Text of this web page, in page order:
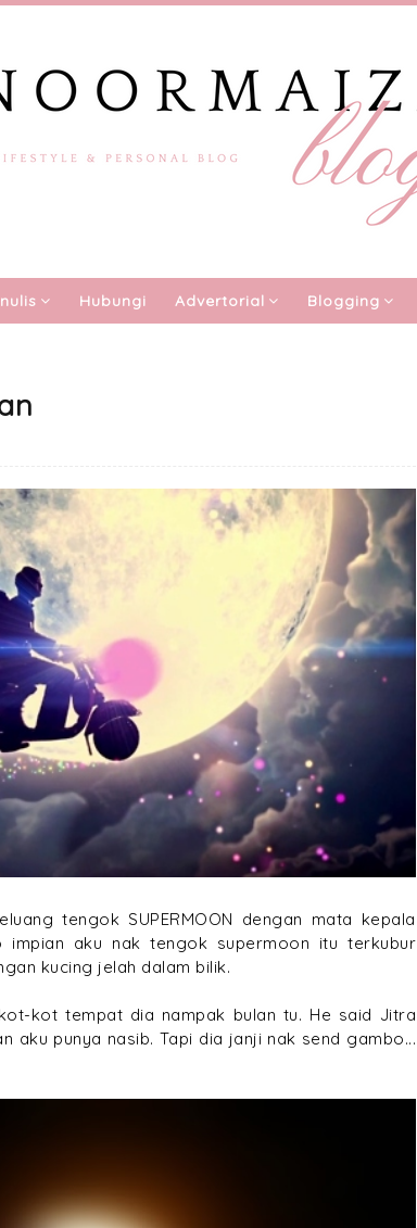
Hubungi Advertorial Blogging
tengok SUPERMOON dengan mata kepala
impian aku nak tengok supermoon itu terkubur
kucing jelah dalam bilik.
kot tempat dia nampak bulan tu. He said Jitra
aku punya nasib. Tapi dia janji nak send gambo...